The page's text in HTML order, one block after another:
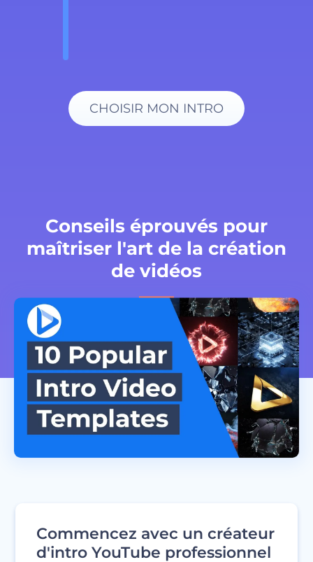
CHOISIR MON INTRO
Conseils éprouvés pour
maîtriser l'art de la création
de vidéos
Commencez avec un créateur
d'intro YouTube professionnel